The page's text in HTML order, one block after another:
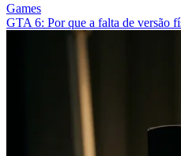
Games
GTA 6: Por que a falta de versão